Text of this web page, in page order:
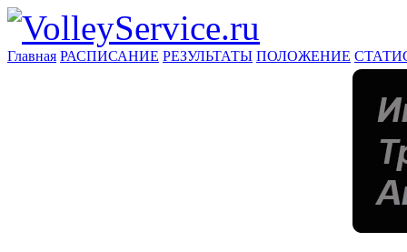
Главная РАСПИСАНИЕ РЕЗУЛЬТАТЫ ПОЛОЖЕНИЕ